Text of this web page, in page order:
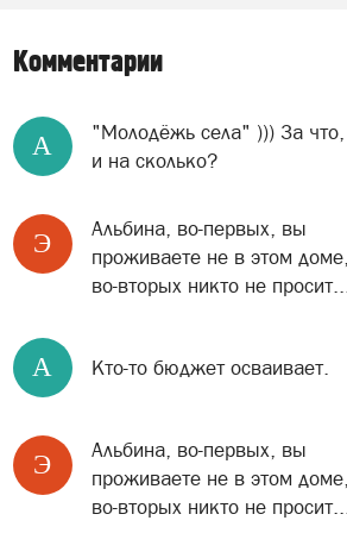
Комментарии
A
"Молодёжь села" ))) За что,
и на сколько?
Э
Альбина, во-первых, вы
проживаете не в этом доме,
во-вторых никто не просит...
A Кто-то бюджет осваивает.
Э
Альбина, во-первых, вы
проживаете не в этом доме,
во-вторых никто не просит...